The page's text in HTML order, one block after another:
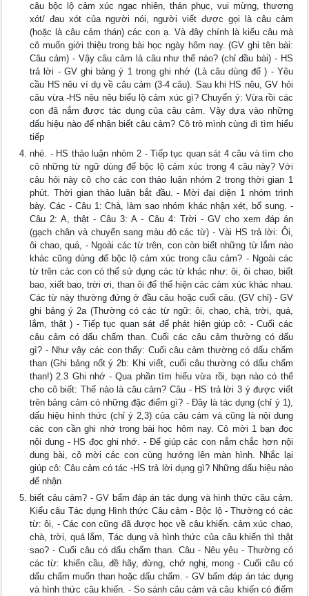
câu bộc lộ cảm xúc ngạc nhiên, thán phục, vui mừng, thương
xót/ đau xót của người nói, người viết được gọi là câu cảm
(hoặc là câu cảm thán) các con ạ. Và đây chính là kiểu câu mà
cô muốn giới thiệu trong bài học ngày hôm nay. (GV ghi tên bài:
Câu cảm) - Vậy câu cảm là câu như thế nào? (chỉ đầu bài) - HS
trả lời - GV ghi bảng ý 1 trong ghi nhớ (Là câu dùng để ) - Yêu
cầu HS nêu ví dụ về câu cảm (3-4 câu). Sau khi HS nêu, GV hỏi
câu vừa -HS nêu nêu biểu lộ cảm xúc gì? Chuyển ý: Vừa rồi các
con đã nắm được tác dụng của câu cảm. Vậy dựa vào những
dấu hiệu nào để nhận biết câu cảm? Cô trò mình cùng đi tìm hiểu
tiếp
nhé. - HS thảo luận nhóm 2 - Tiếp tục quan sát 4 câu và tìm cho
cô những từ ngữ dùng để bộc lộ cảm xúc trong 4 câu này? Với
câu hỏi này cô cho các con thảo luận nhóm 2 trong thời gian 1
phút. Thời gian thảo luận bắt đầu. - Mời đại diện 1 nhóm trình
bày. Các - Câu 1: Chà, làm sao nhóm khác nhận xét, bổ sung. -
Câu 2: A, thật - Câu 3: A - Câu 4: Trời - GV cho xem đáp án
(gạch chân và chuyển sang màu đỏ các từ) - Vài HS trả lời: Ôi,
ôi chao, quá, - Ngoài các từ trên, con còn biết những từ lắm nào
khác cũng dùng để bộc lộ cảm xúc trong câu cảm? - Ngoài các
từ trên các con có thể sử dụng các từ khác như: ôi, ôi chao, biết
bao, xiết bao, trời ơi, than ôi để thể hiện các cảm xúc khác nhau.
Các từ này thường đứng ở đầu câu hoặc cuối câu. (GV chỉ) - GV
ghi bảng ý 2a (Thường có các từ ngữ: ôi, chao, chà, trời, quá,
lắm, thật ) - Tiếp tục quan sát để phát hiện giúp cô: - Cuối các
câu cảm có dấu chấm than. Cuối các câu cảm thường có dấu
gì? - Như vậy các con thấy: Cuối câu cảm thường có dấu chấm
than (Ghi bảng nốt ý 2b: Khi viết, cuối câu thường có dấu chấm
than!) 2.3 Ghi nhớ - Qua phần tìm hiểu vừa rồi, bạn nào có thể
cho cô biết: Thế nào là câu cảm? Câu - HS trả lời 3 ý được viết
trên bảng cảm có những đặc điểm gì? - Đây là tác dụng (chỉ ý 1),
dấu hiệu hình thức (chỉ ý 2,3) của câu cảm và cũng là nội dung
các con cần ghi nhớ trong bài học hôm nay. Cô mời 1 bạn đọc
nội dung - HS đọc ghi nhớ. - Để giúp các con nắm chắc hơn nội
dung bài, cô mời các con cùng hướng lên màn hình. Nhắc lại
giúp cô: Câu cảm có tác -HS trả lời dụng gì? Những dấu hiệu nào
để nhận
biết câu cảm? - GV bấm đáp án tác dụng và hình thức câu cảm.
Kiểu câu Tác dụng Hình thức Câu cảm - Bộc lộ - Thường có các
từ: ôi, - Các con cũng đã được học về câu khiến. cảm xúc chao,
chà, trời, quá lắm, Tác dụng và hình thức của câu khiến thì thật
sao? - Cuối câu có dấu chấm than. Câu - Nêu yêu - Thường có
các từ: khiến cầu, đề hãy, đừng, chớ nghị, mong - Cuối câu có
dấu chấm muốn than hoặc dấu chấm. - GV bấm đáp án tác dụng
và hình thức câu khiến. - So sánh câu cảm và câu khiến có điểm